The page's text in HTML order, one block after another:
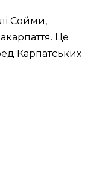
Сойми,
Це
Карпатських